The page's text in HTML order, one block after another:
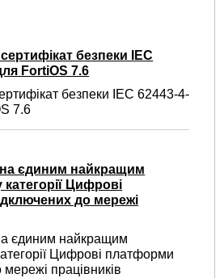
безпеки IEC
FortiOS 7.6
безпеки IEC 62443-4-
7.6
єдиним найкращим
Цифрові
до мережі
єдиним найкращим
Цифрові платформи
працівників